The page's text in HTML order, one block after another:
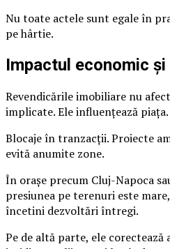
Nu toate actele sunt egale în
pe hârtie.
Impactul economic
Revendicările imobiliare nu
implicate. Ele influențează piața.
Blocaje în tranzacții. Proiecte
evită anumite zone.
În orașe precum Cluj-Napoca
presiunea pe terenuri este
încetini dezvoltări întregi.
Pe de altă parte, ele